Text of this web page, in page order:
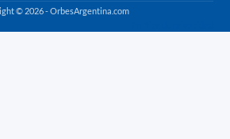
© 2026 - OrbesArgentina.com